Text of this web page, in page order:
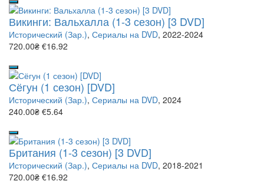
Викинги: Вальхалла (1-3 сезон) [3 DVD]
Исторический (Зар.), Сериалы на DVD, 2022-2024
720.00₴ €16.92
Сёгун (1 сезон) [DVD]
Исторический (Зар.), Сериалы на DVD, 2024
240.00₴ €5.64
Британия (1-3 сезон) [3 DVD]
Исторический (Зар.), Сериалы на DVD, 2018-2021
720.00₴ €16.92